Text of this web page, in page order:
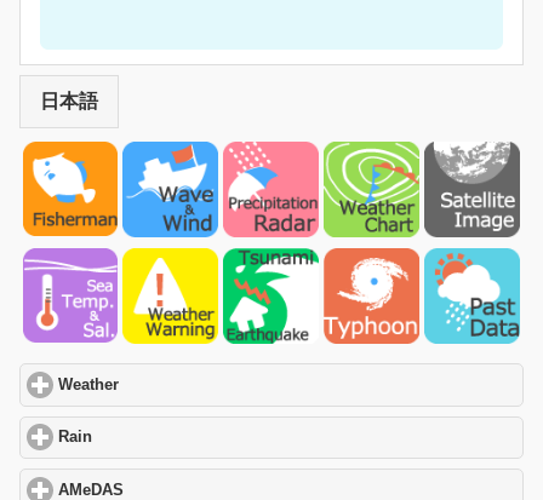
日本語
Weather
Rain
AMeDAS